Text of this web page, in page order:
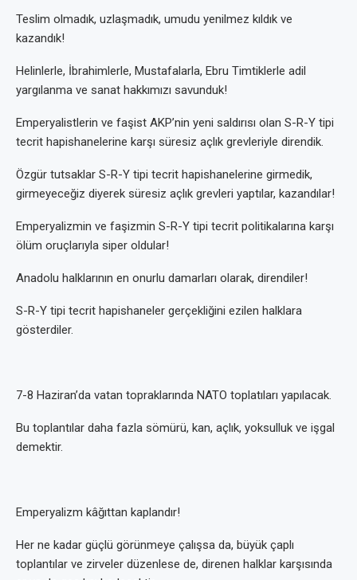
Teslim olmadık, uzlaşmadık, umudu yenilmez kıldık ve
kazandık!
Helinlerle, İbrahimlerle, Mustafalarla, Ebru Timtiklerle adil
yargılanma ve sanat hakkımızı savunduk!
Emperyalistlerin ve faşist AKP’nin yeni saldırısı olan S-R-Y tipi
tecrit hapishanelerine karşı süresiz açlık grevleriyle direndik.
Özgür tutsaklar S-R-Y tipi tecrit hapishanelerine girmedik,
girmeyeceğiz diyerek süresiz açlık grevleri yaptılar, kazandılar!
Emperyalizmin ve faşizmin S-R-Y tipi tecrit politikalarına karşı
ölüm oruçlarıyla siper oldular!
Anadolu halklarının en onurlu damarları olarak, direndiler!
S-R-Y tipi tecrit hapishaneler gerçekliğini ezilen halklara
gösterdiler.
7-8 Haziran’da vatan topraklarında NATO toplatıları yapılacak.
Bu toplantılar daha fazla sömürü, kan, açlık, yoksulluk ve işgal
demektir.
Emperyalizm kâğıttan kaplandır!
Her ne kadar güçlü görünmeye çalışsa da, büyük çaplı
toplantılar ve zirveler düzenlese de, direnen halklar karşısında